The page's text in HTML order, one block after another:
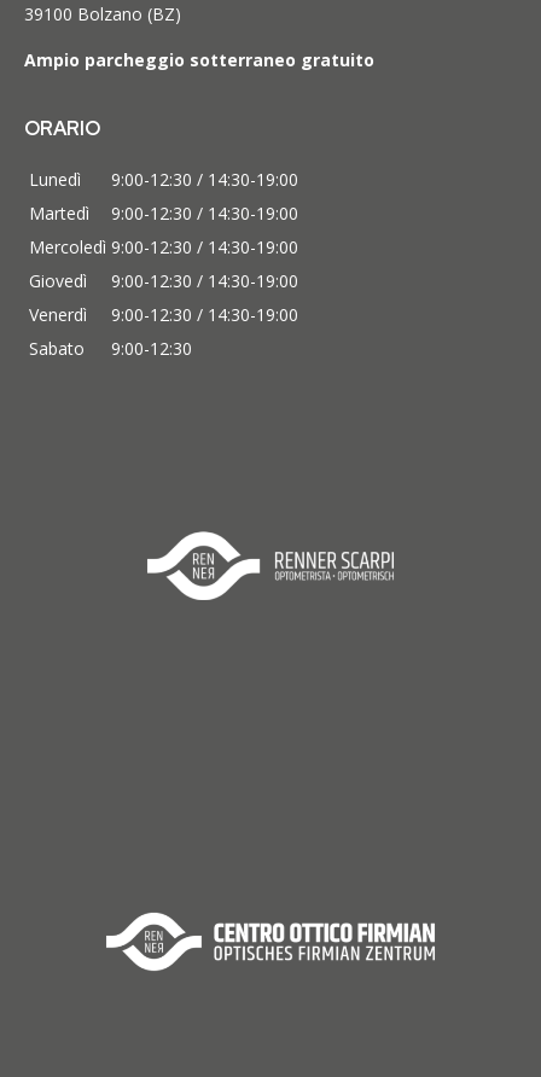
39100 Bolzano (BZ)
Ampio parcheggio sotterraneo gratuito
ORARIO
Lunedì
9:00-12:30 / 14:30-19:00
Martedì
9:00-12:30 / 14:30-19:00
Mercoledì 9:00-12:30 / 14:30-19:00
Giovedì
9:00-12:30 / 14:30-19:00
Venerdì
9:00-12:30 / 14:30-19:00
Sabato
9:00-12:30